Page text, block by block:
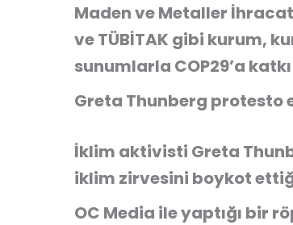
Maden ve Metaller
ve TÜBİTAK gibi kurum,
sunumlarla COP29’a
Greta Thunberg protesto
İklim aktivisti Greta
iklim zirvesini boykot
OC Media ile yaptığı bir